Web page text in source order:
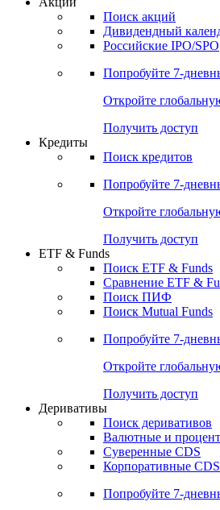
Откройте
Получить доступ
Акции
Поиск акций
Дивидендный
Российские IPO/SPO
Попробуйте7-
Откройте
Получить доступ
Кредиты
Поиск кредитов
Попробуйте7-
Откройте
Получить доступ
ETF & Funds
Поиск ETF & Funds
Сравнение ETF &
Поиск ПИФ
Поиск Mutual Funds
Попробуйте7-
Откройте
Получить доступ
Деривативы
Поиск деривативов
Валютные и
Суверенные CDS